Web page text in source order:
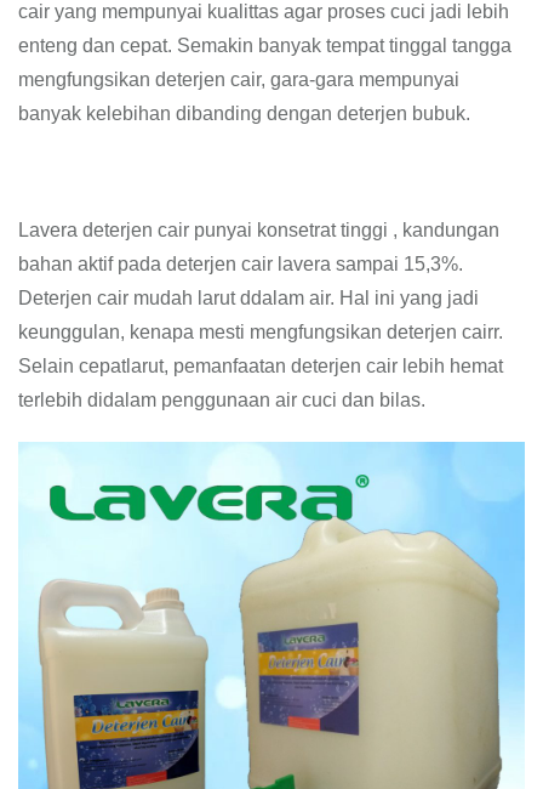
cair yang mempunyai kualittas agar proses cuci jadi lebih
enteng dan cepat. Semakin banyak tempat tinggal tangga
mengfungsikan deterjen cair, gara-gara mempunyai
banyak kelebihan dibanding dengan deterjen bubuk.
Lavera deterjen cair punyai konsetrat tinggi , kandungan
bahan aktif pada deterjen cair lavera sampai 15,3%.
Deterjen cair mudah larut ddalam air. Hal ini yang jadi
keunggulan, kenapa mesti mengfungsikan deterjen cairr.
Selain cepatlarut, pemanfaatan deterjen cair lebih hemat
terlebih didalam penggunaan air cuci dan bilas.